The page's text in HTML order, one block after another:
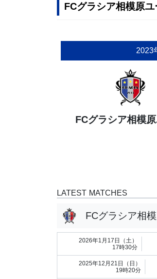
FCグラシア相模原
2023
FCグラシア相模
LATEST MATCHES
FCグラシア相
2026年1月17日（土）
17時30分
2025年12月21日（日）
19時20分